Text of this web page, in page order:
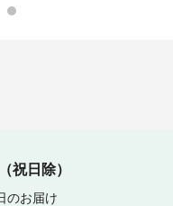
祝日除）
のお届け